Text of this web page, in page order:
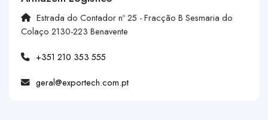
Estrada do Contador nº 25 - Fracção B Sesmaria do
Colaço 2130-223 Benavente
+351 210 353 555
geral@exportech.com.pt